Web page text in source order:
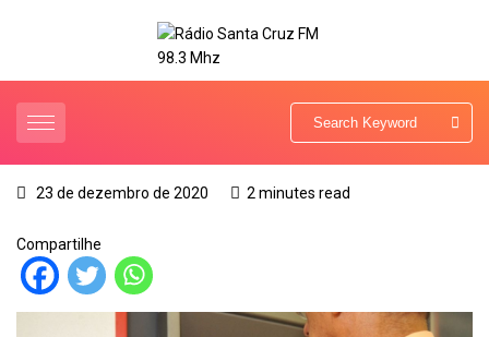
23 de dezembro de 2020 2 minutes read
Compartilhe